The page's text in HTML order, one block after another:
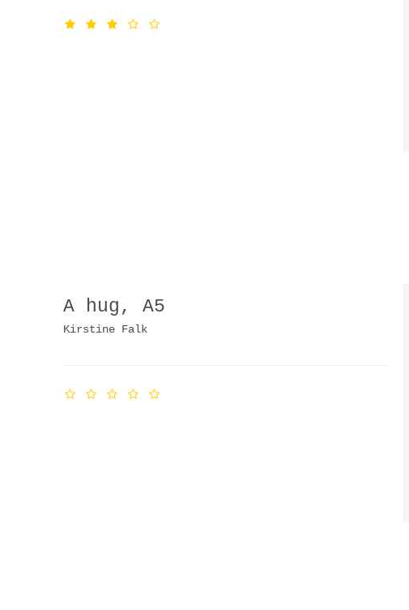
A hug, A5
Kirstine Falk